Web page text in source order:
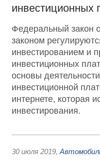
инвестиционных
Федеральный закон
законом
инвестированием и
инвестиционных
основы
инвестиционной
интернете, которая
инвестирования.
30 июля 2019,